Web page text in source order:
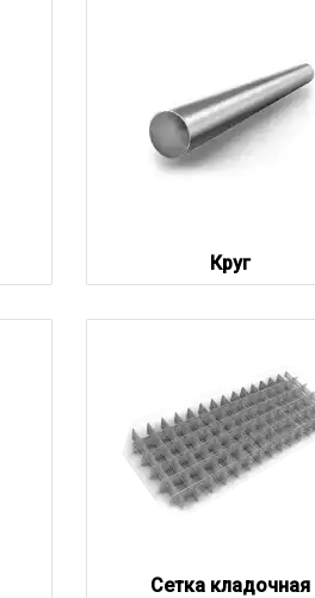
Круг
Сетка кладочная